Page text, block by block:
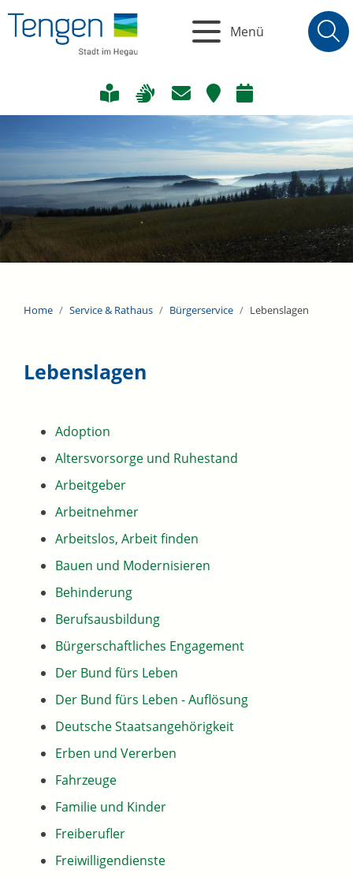
Menü
Home Service & Rathaus Bürgerservice Lebenslagen
Lebenslagen
Adoption
Altersvorsorge und Ruhestand
Arbeitgeber
Arbeitnehmer
Arbeitslos, Arbeit finden
Bauen und Modernisieren
Behinderung
Berufsausbildung
Bürgerschaftliches Engagement
Der Bund fürs Leben
Der Bund fürs Leben - Auflösung
Deutsche Staatsangehörigkeit
Erben und Vererben
Fahrzeuge
Familie und Kinder
Freiberufler
Freiwilligendienste